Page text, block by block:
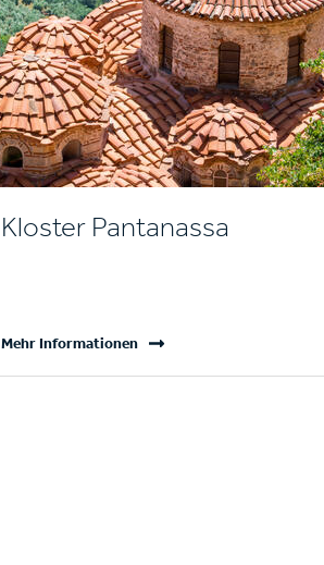
Kloster Pantanassa
Mehr Informationen